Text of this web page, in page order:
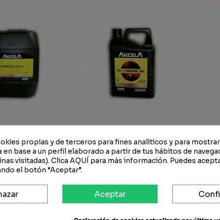
Case IH Akcela
15W-40 (1722)
MS 1120 20 L
Aceite Motor Case IH Akcela
NO. 1 Engine Oil 15W-40
L
propias y de terceros para fines analíticos y para
en base a un perfil elaborado a partir de tus hábitos de
visitadas). Clica AQUÍ para más información. Puedes
el botón “Aceptar”.
Aceptar